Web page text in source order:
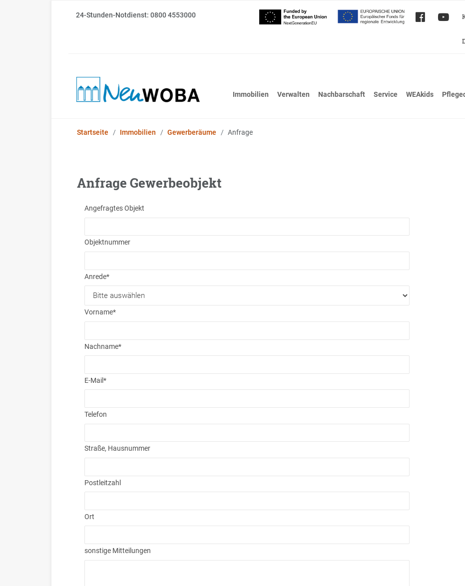
24-Stunden-Notdienst: 0800 4553000
Immobilien Verwalten Nachbarschaft Service WEAkids
Startseite Immobilien Gewerberäume Anfrage
Anfrage Gewerbeobjekt
Angefragtes Objekt
Objektnummer
Anrede*
Vorname*
Nachname*
E-Mail*
Telefon
Straße, Hausnummer
Postleitzahl
Ort
sonstige Mitteilungen